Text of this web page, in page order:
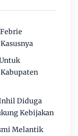
Diduga
Kebijakan
Melantik